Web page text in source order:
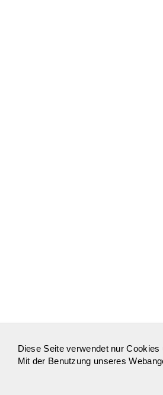
Diese Seite verwendet nur
Mit der Benutzung unseres